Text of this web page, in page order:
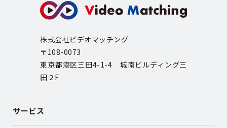
株式会社ビデオマッチング
〒108-0073
東京都港区三田4-1-4 城南ビルディング三
田２F
サービス